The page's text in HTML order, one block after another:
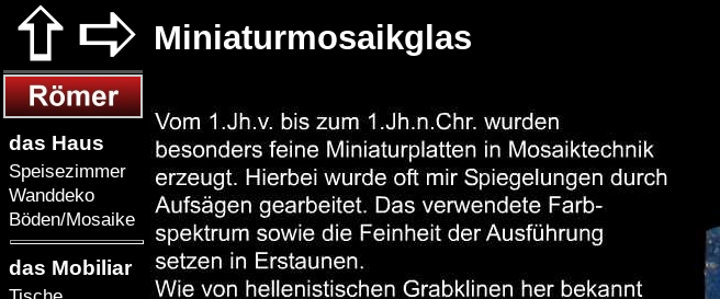
das Haus
Speisezimmer
Wanddeko
Böden/Mosaike
das Mobiliar
Miniaturmosaikglas